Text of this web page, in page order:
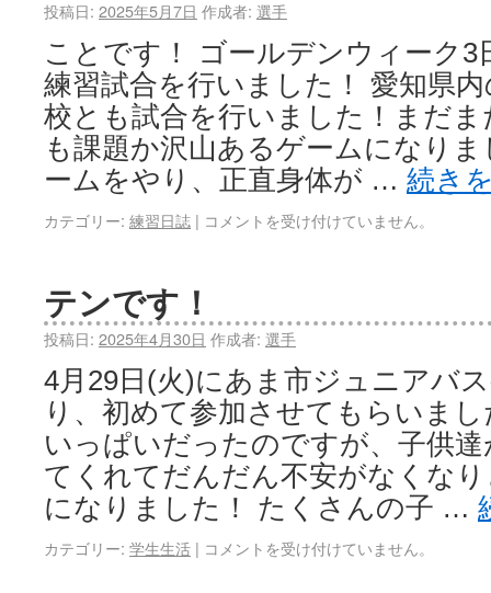
投稿日: 2025年5月7日 作成者: 選手
ことです！ ゴールデンウィーク3
練習試合を行いました！ 愛知県
校とも試合を行いました！まだ
も課題か沢山あるゲームになり
ームをやり、正直身体が … 続き
カテゴリー: 練習日誌 | コメントを受け付けていません。
テンです！
投稿日: 2025年4月30日 作成者: 選手
4月29日(火)にあま市ジュニアバ
り、初めて参加させてもらいま
いっぱいだったのですが、子供
てくれてだんだん不安がなくな
になりました！ たくさんの子 …
カテゴリー: 学生生活 | コメントを受け付けていません。